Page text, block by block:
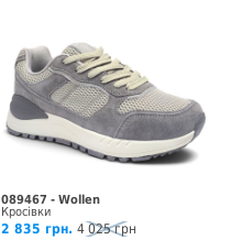
089467 - Wollen
Кросівки
2 835 грн. 4 025 грн